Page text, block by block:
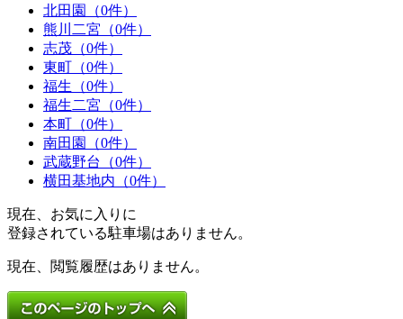
北田園（0件）
熊川二宮（0件）
志茂（0件）
東町（0件）
福生（0件）
福生二宮（0件）
本町（0件）
南田園（0件）
武蔵野台（0件）
横田基地内（0件）
現在、お気に入りに
登録されている駐車場はありません。
現在、閲覧履歴はありません。